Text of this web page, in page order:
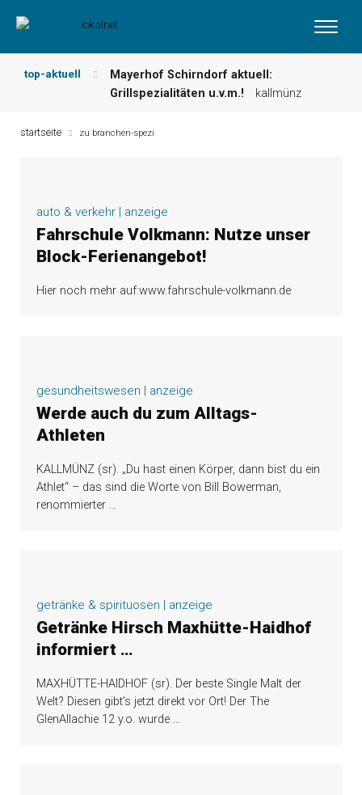
top-aktuell
Mayerhof Schirndorf aktuell:
Grillspezialitäten u.v.m.!
kallmünz
und mehr …
Maxhütter Fischladen: Unser aktuelles
Nutzen Sie aktuelle Angebote Ihrer
Region!
angebote vor ort | anzeige
Wochenangebot!
maxhütte-haidhof
startseite zu branchen-spezi
auto & verkehr | anzeige
Fahrschule Volkmann: Nutze unser
Block-Ferienangebot!
Hier noch mehr auf:www.fahrschule-volkmann.de
gesundheitswesen | anzeige
Werde auch du zum Alltags-
Athleten
KALLMÜNZ (sr). „Du hast einen Körper, dann bist du ein
Athlet“ – das sind die Worte von Bill Bowerman,
renommierter …
getränke & spirituosen | anzeige
Getränke Hirsch Maxhütte-Haidhof
informiert …
MAXHÜTTE-HAIDHOF (sr). Der beste Single Malt der
Welt? Diesen gibt’s jetzt direkt vor Ort! Der The
GlenAllachie 12 y.o. wurde …